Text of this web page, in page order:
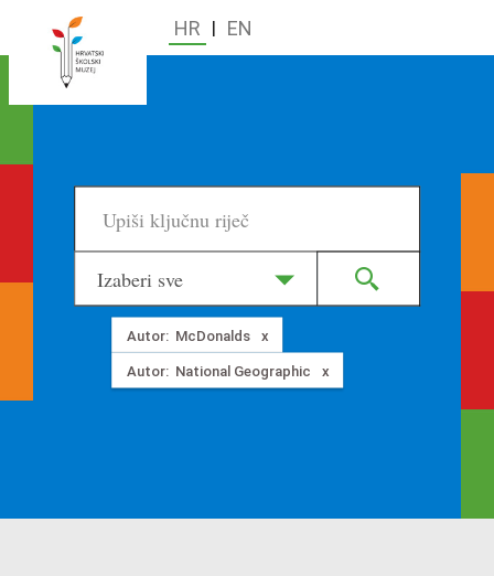
HR | EN
Izaberi sve
Autor: McDonalds
Autor: National Geographic